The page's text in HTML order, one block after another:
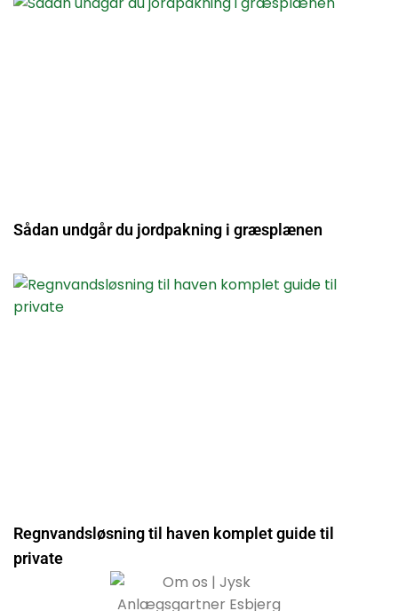
Sådan undgår du jordpakning i græsplænen
Regnvandsløsning til haven komplet guide til
private